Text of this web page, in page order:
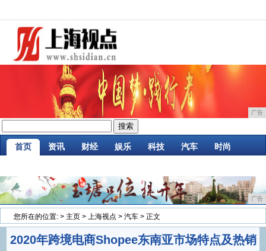
广告
首页 资讯 财经 娱乐 科技 汽车 时尚
广告
您所在的位置: > 主页 > 上海视点 > 汽车 > 正文
2020年跨境电商Shopee东南亚市场特点及热销